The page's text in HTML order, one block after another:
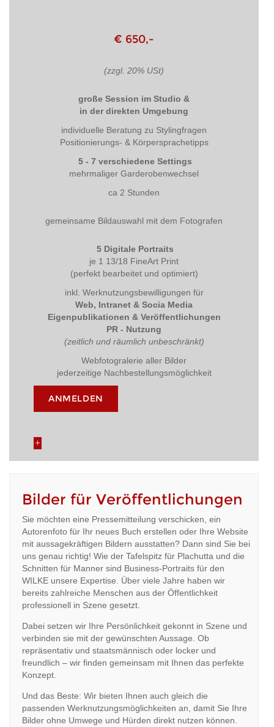
€ 650,-
(zzgl. 20% USt)
große Session im Studio &
in der direkten Umgebung
individuelle Beratung zu Stylingfragen
Positionierungs- & Körpersprachetipps
5 - 7 verschiedene Settings
mehrmaliger Garderobenwechsel
ca 2 Stunden
gemeinsame Bildauswahl mit dem Fotografen
5 Digitale Portraits
je 1 13/18 FineArt Print
(perfekt bearbeitet und optimiert)
inkl. Werknutzungsbewilligungen für
Web, Intranet & Socia Media
Eigenpublikationen & Veröffentlichungen
PR - Nutzung
(zeitlich und räumlich unbeschränkt)
Webfotogralerie aller Bilder
jederzeitige Nachbestellungsmöglichkeit
ANMELDEN
Bilder für Veröffentlichungen
Sie möchten eine Pressemitteilung verschicken, ein
Autorenfoto für Ihr neues Buch erstellen oder Ihre Website
mit aussagekräftigen Bildern ausstatten? Dann sind Sie bei
uns genau richtig! Wie der Tafelspitz für Plachutta und die
Schnitten für Manner sind Business-Portraits für den
WILKE unsere Expertise. Über viele Jahre haben wir
bereits zahlreiche Menschen aus der Öffentlichkeit
professionell in Szene gesetzt.
Dabei setzen wir Ihre Persönlichkeit gekonnt in Szene und
verbinden sie mit der gewünschten Aussage. Ob
repräsentativ und staatsmännisch oder locker und
freundlich – wir finden gemeinsam mit Ihnen das perfekte
Konzept.
Und das Beste: Wir bieten Ihnen auch gleich die
passenden Werknutzungsmöglichkeiten an, damit Sie Ihre
Bilder ohne Umwege und Hürden direkt nutzen können.